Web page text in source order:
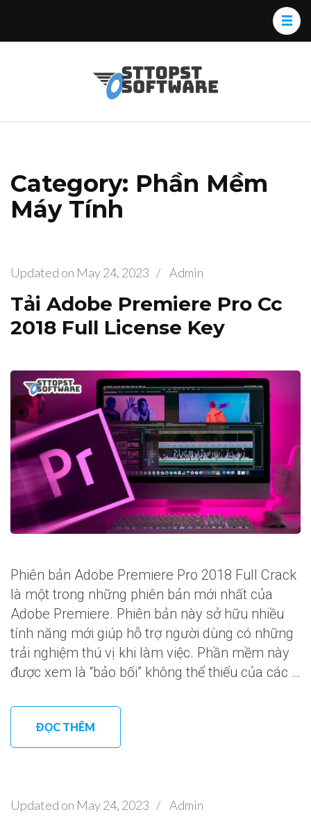
Category: Phần Mềm
Máy Tính
Updated on May 24, 2023 / Admin
Tải Adobe Premiere Pro Cc
2018 Full License Key
Phiên bản Adobe Premiere Pro 2018 Full Crack
là một trong những phiên bản mới nhất của
Adobe Premiere. Phiên bản này sở hữu nhiều
tính năng mới giúp hỗ trợ người dùng có những
trải nghiệm thú vị khi làm việc. Phần mềm này
được xem là “bảo bối” không thể thiếu của các …
ĐỌC THÊM
Updated on May 24, 2023 / Admin